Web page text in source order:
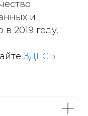
и
2019 году.
ЗДЕСЬ